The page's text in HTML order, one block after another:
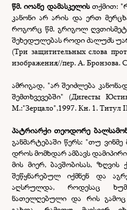
წმ. იოანე დამასკელისთქმით:
კანონი არ არის და ერთ
როგორც წმ. გრიგოლ
შეხედულებას როდი ძალუძს
(Три защитительных слова
изображения//пер. А. Бронзова.
ამრიგად, "არ შეიძლება
შემთხვევებში" (Дигесты
М.:"Зерцало",1997. Кн. 1. Титул
პატრიარქი თეოდორე
განმარტებაში წერს: "თუ
დროს მომხდარ ამბავს
მის მიერ, ბავშობისას,
შეწყნარებულ იქმნენ და
აღსრულდა, როდესაც
ნათელღებული და რის გამოც